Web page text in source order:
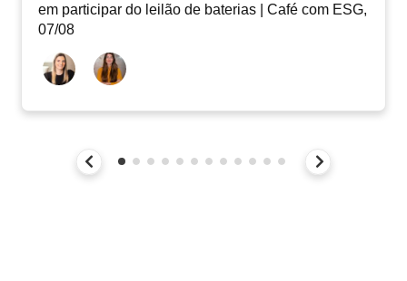
em participar do leilão de baterias | Café com ESG,
07/08